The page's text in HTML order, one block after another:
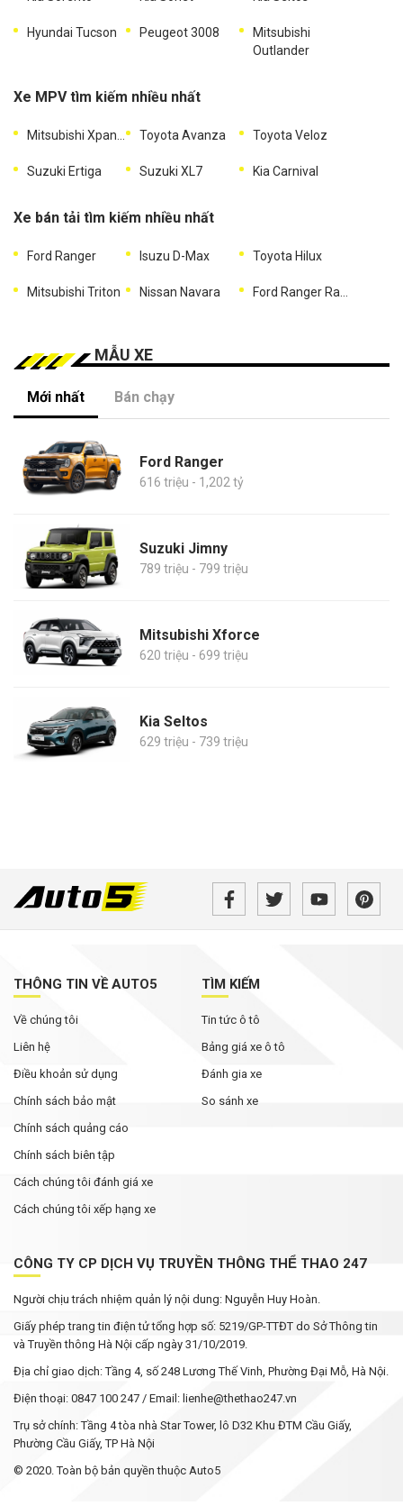
Hyundai Tucson Peugeot 3008
Mitsubishi
Outlander
Xe MPV tìm kiếm nhiều nhất
Mitsubishi Xpander Toyota Avanza Toyota Veloz
Suzuki Ertiga Suzuki XL7 Kia Carnival
Xe bán tải tìm kiếm nhiều nhất
Ford Ranger Isuzu D-Max Toyota Hilux
Mitsubishi Triton Nissan Navara Ford Ranger Raptor
MẪU XE
Mới nhất Bán chạy
Ford Ranger
616 triệu - 1,202 tỷ
Suzuki Jimny
789 triệu - 799 triệu
Mitsubishi Xforce
620 triệu - 699 triệu
Kia Seltos
629 triệu - 739 triệu
THÔNG TIN VỀ AUTO5
Về chúng tôi
Liên hệ
Điều khoản sử dụng
Chính sách bảo mật
Chính sách quảng cáo
Chính sách biên tập
Cách chúng tôi đánh giá xe
Cách chúng tôi xếp hạng xe
TÌM KIẾM
Tin tức ô tô
Bảng giá xe ô tô
Đánh gia xe
So sánh xe
CÔNG TY CP DỊCH VỤ TRUYỀN THÔNG THỂ THAO 247
Người chịu trách nhiệm quản lý nội dung: Nguyễn Huy Hoàn.
Giấy phép trang tin điện tử tổng hợp số: 5219/GP-TTĐT do Sở Thông tin
và Truyền thông Hà Nội cấp ngày 31/10/2019.
Địa chỉ giao dịch: Tầng 4, số 248 Lương Thế Vinh, Phường Đại Mỗ, Hà Nội.
Điện thoại: 0847 100 247 / Email: lienhe@thethao247.vn
Trụ sở chính: Tầng 4 tòa nhà Star Tower, lô D32 Khu ĐTM Cầu Giấy,
Phường Cầu Giấy, TP Hà Nội
© 2020. Toàn bộ bản quyền thuộc Auto5